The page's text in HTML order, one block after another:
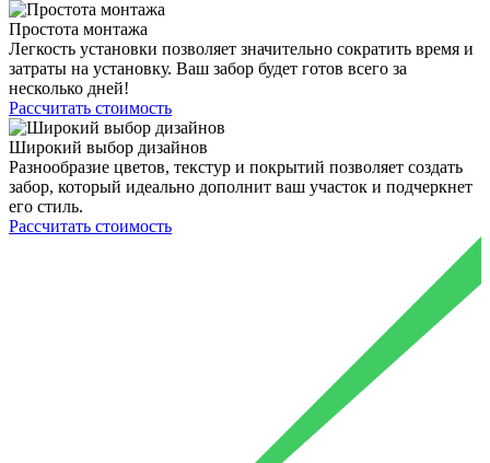
Простота монтажа
Легкость установки позволяет значительно сократить время и
затраты на установку. Ваш забор будет готов всего за
несколько дней!
Рассчитать стоимость
Широкий выбор дизайнов
Разнообразие цветов, текстур и покрытий позволяет создать
забор, который идеально дополнит ваш участок и подчеркнет
его стиль.
Рассчитать стоимость